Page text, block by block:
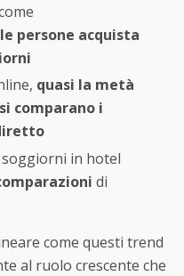
persone acquista
quasi la metà
comparano i
soggiorni in hotel
di
come questi trend
al ruolo crescente che